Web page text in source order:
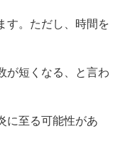
す。ただし、時間を
短くなる、と言わ
に至る可能性があ